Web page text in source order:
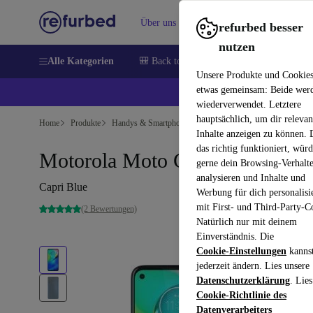
refurbed besser
nutzen
Unsere Produkte und
etwas gemeinsam: Beide
wiederverwendet. Letztere
hauptsächlich, um dir
Inhalte anzeigen zu können.
das richtig funktioniert,
gerne dein Browsing-
analysieren und Inhalte und
Werbung für dich
mit First- und Third-Party-
Natürlich nur mit deinem
Einverständnis. Die
Cookie-Einstellungen
jederzeit ändern. Lies unsere
Datenschutzerklärung.
Cookie-Richtlinie des
Datenverarbeiters
Über uns Verkaufen Hilfe
Alle Kategorien 🎒 Back to school
💰
Home Produkte Handys & Smartphones Motorola Handys
Motorola Moto G8 Power
Capri Blue
(2 Bewertungen)